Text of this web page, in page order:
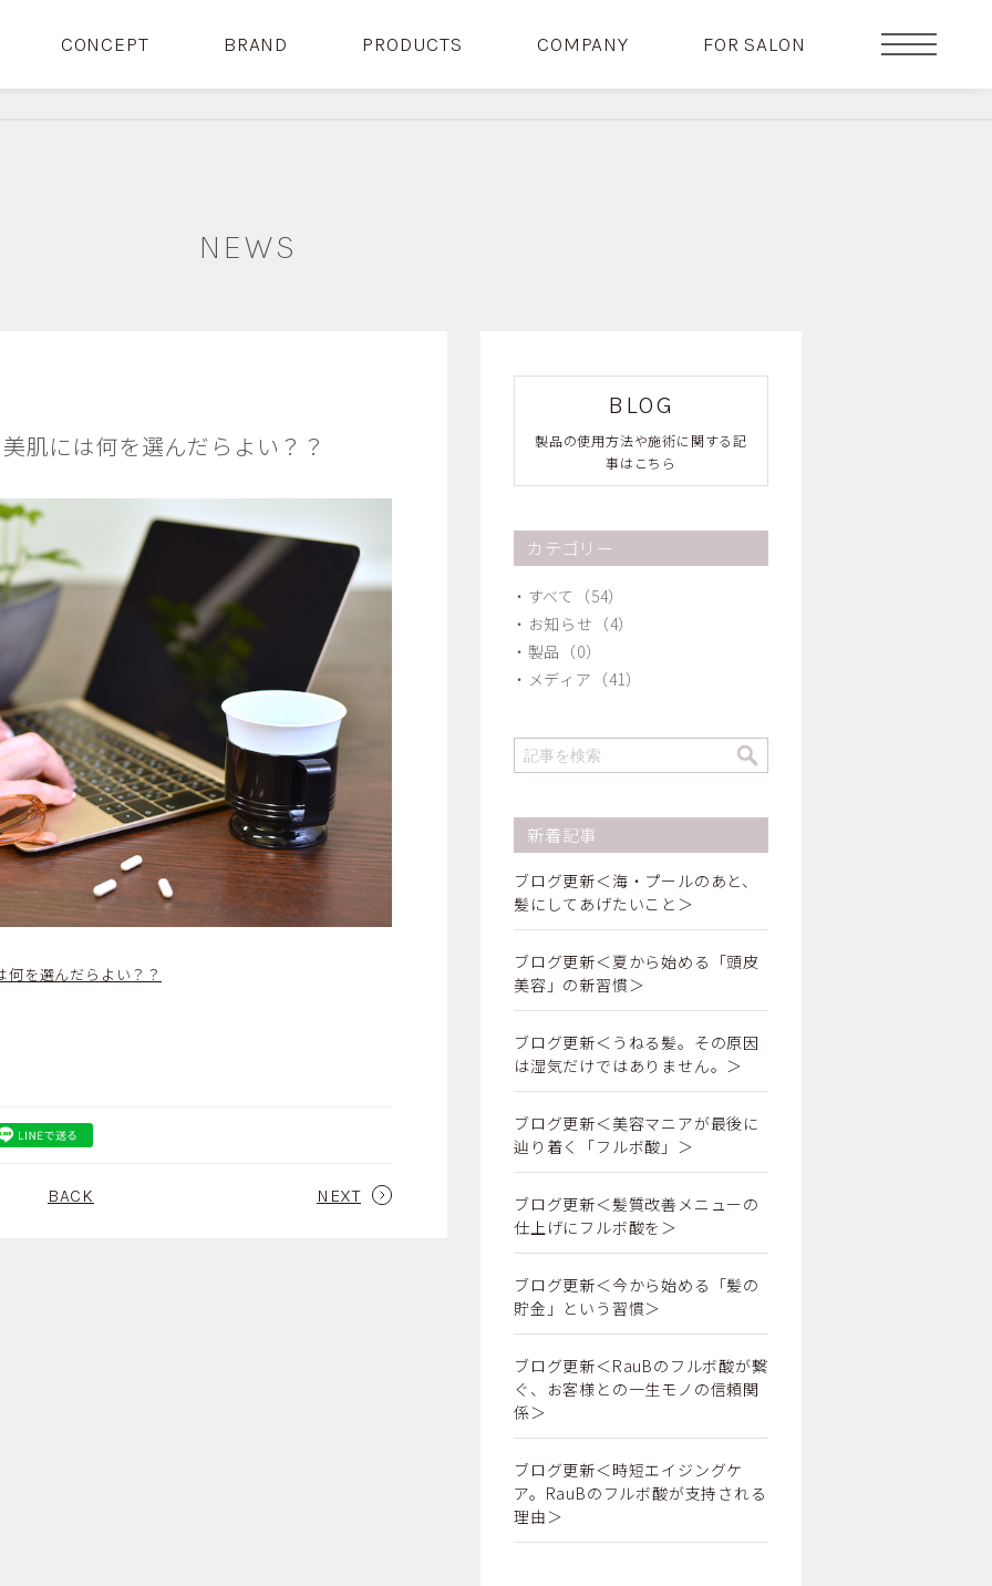
CONCEPT BRAND PRODUCTS COMPANY FOR SALON
NEWS
肌には何を選んだらよい？？
を選んだらよい？？
BACK NEXT
BLOG
製品の使用方法や施術に関する記
事はこちら
カテゴリー
すべて（54）
お知らせ（4）
製品（0）
メディア（41）
新着記事
ブログ更新＜海・プールのあと、
髪にしてあげたいこと＞
ブログ更新＜夏から始める「頭皮
美容」の新習慣＞
ブログ更新＜うねる髪。その原因
は湿気だけではありません。＞
ブログ更新＜美容マニアが最後に
辿り着く「フルボ酸」＞
ブログ更新＜髪質改善メニューの
仕上げにフルボ酸を＞
ブログ更新＜今から始める「髪の
貯金」という習慣＞
ブログ更新＜RauBのフルボ酸が繋
ぐ、お客様との一生モノの信頼関
係＞
ブログ更新＜時短エイジングケ
ア。RauBのフルボ酸が支持される
理由＞